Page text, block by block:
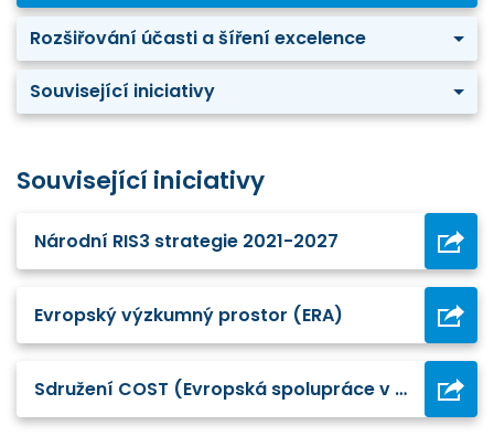
Rozšiřování účasti a šíření excelence
Související iniciativy
Související iniciativy
Národní RIS3 strategie 2021-2027
Evropský výzkumný prostor (ERA)
Sdružení COST (Evropská spolupráce v oblasti vědy a techniky)